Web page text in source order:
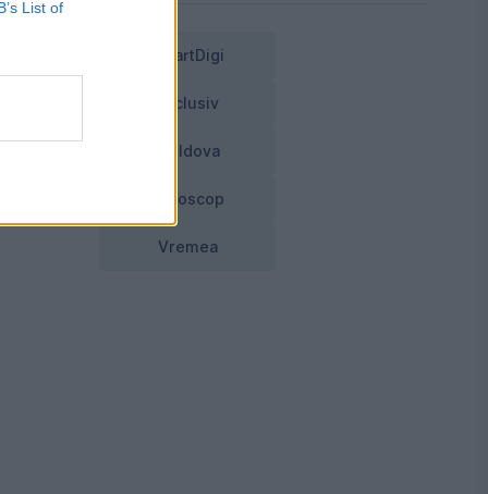
List of
SmartDigi
Exclusiv
Moldova
Horoscop
Vremea